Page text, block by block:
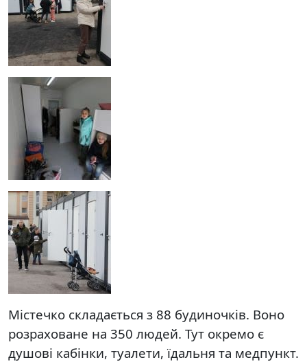
Містечко складається з 88 будиночків. Воно
розраховане на 350 людей. Тут окремо є
душові кабінки, туалети, їдальня та медпункт.